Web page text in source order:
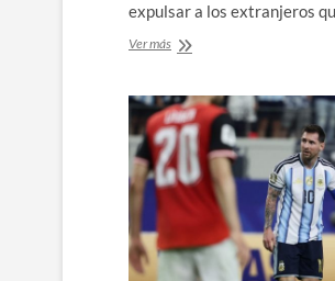
expulsar a los extranjeros
Ver másDecreto
prohíbe
entrar
a
extranjeros
que
expresen
Argentina